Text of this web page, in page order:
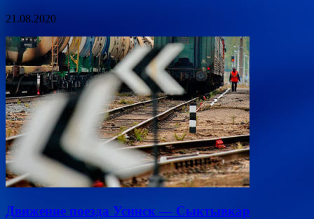
21.08.2020
Движение поезда Усинск — Сыктывкар